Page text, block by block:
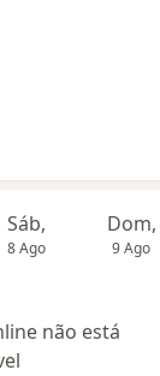
Sáb,
8 Ago
Dom,
9 Ago
não está